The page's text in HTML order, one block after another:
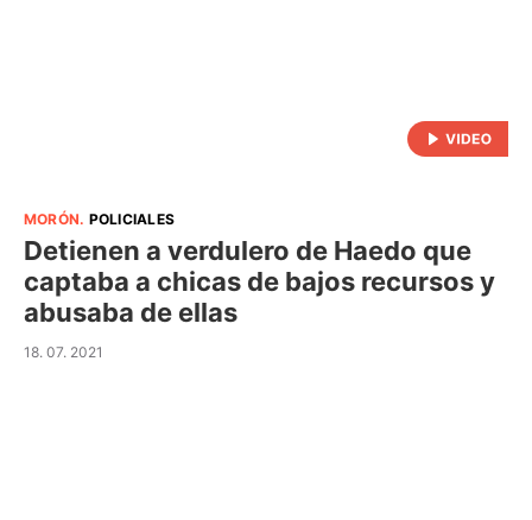
MORÓN. POLICIALES
Detienen a verdulero de Haedo que
captaba a chicas de bajos recursos y
abusaba de ellas
18. 07. 2021